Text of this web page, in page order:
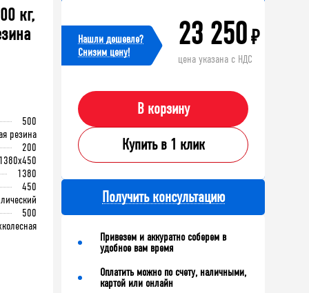
кг,
500
резина
200
1380x450
1380
450
500
Нашли дешевле?
Cнизим цену!
23 250₽
цена указана с НДС
В корзину
Купить в 1 клик
Получить консультацию
Привезем и аккуратно соберем в
удобное вам время
Оплатить можно по счету, наличными,
картой или онлайн